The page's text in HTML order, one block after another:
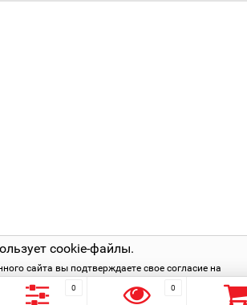
cookie-файлы.
сайта вы подтверждаете свое согласие на
в соответствии с нашей
0 0